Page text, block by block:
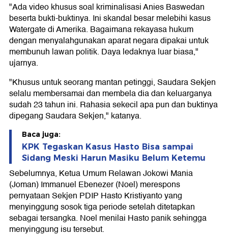
"Ada video khusus soal kriminalisasi Anies Baswedan
beserta bukti-buktinya. Ini skandal besar melebihi kasus
Watergate di Amerika. Bagaimana rekayasa hukum
dengan menyalahgunakan aparat negara dipakai untuk
membunuh lawan politik. Daya ledaknya luar biasa,"
ujarnya.
"Khusus untuk seorang mantan petinggi, Saudara Sekjen
selalu membersamai dan membela dia dan keluarganya
sudah 23 tahun ini. Rahasia sekecil apa pun dan buktinya
dipegang Saudara Sekjen," katanya.
Baca juga:
KPK Tegaskan Kasus Hasto Bisa sampai
Sidang Meski Harun Masiku Belum Ketemu
Sebelumnya, Ketua Umum Relawan Jokowi Mania
(Joman) Immanuel Ebenezer (Noel) merespons
pernyataan Sekjen PDIP Hasto Kristiyanto yang
menyinggung sosok tiga periode setelah ditetapkan
sebagai tersangka. Noel menilai Hasto panik sehingga
menyinggung isu tersebut.